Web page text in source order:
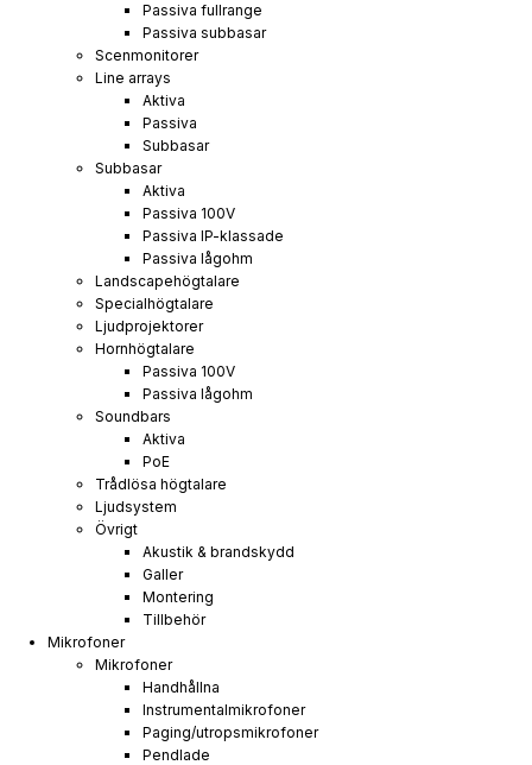
Passiva fullrange
Passiva subbasar
Scenmonitorer
Line arrays
Aktiva
Passiva
Subbasar
Subbasar
Aktiva
Passiva 100V
Passiva IP-klassade
Passiva lågohm
Landscapehögtalare
Specialhögtalare
Ljudprojektorer
Hornhögtalare
Passiva 100V
Passiva lågohm
Soundbars
Aktiva
PoE
Trådlösa högtalare
Ljudsystem
Övrigt
Akustik & brandskydd
Galler
Montering
Tillbehör
Mikrofoner
Mikrofoner
Handhållna
Instrumentalmikrofoner
Paging/utropsmikrofoner
Pendlade